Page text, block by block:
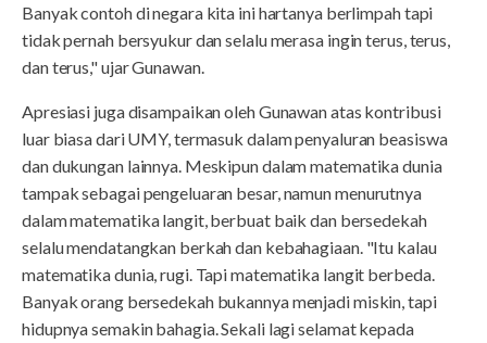
Banyak contoh di negara kita ini hartanya berlimpah tapi
tidak pernah bersyukur dan selalu merasa ingin terus, terus,
dan terus," ujar Gunawan.
Apresiasi juga disampaikan oleh Gunawan atas kontribusi
luar biasa dari UMY, termasuk dalam penyaluran beasiswa
dan dukungan lainnya. Meskipun dalam matematika dunia
tampak sebagai pengeluaran besar, namun menurutnya
dalam matematika langit, berbuat baik dan bersedekah
selalu mendatangkan berkah dan kebahagiaan. "Itu kalau
matematika dunia, rugi. Tapi matematika langit berbeda.
Banyak orang bersedekah bukannya menjadi miskin, tapi
hidupnya semakin bahagia. Sekali lagi selamat kepada